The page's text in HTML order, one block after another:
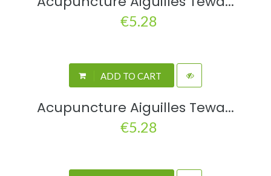
€5.28
ADD TO CART
Acupuncture Aiguilles Tewa...
€5.28